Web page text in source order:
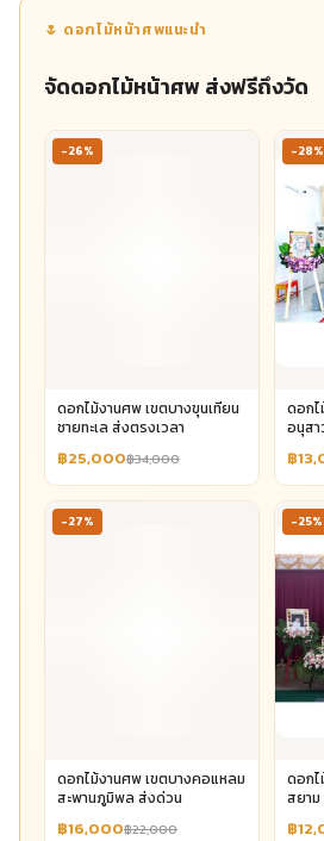
🌷 ดอกไม้หน้าศพแนะนำ
จัดดอกไม้หน้าศพ ส่งฟรีถึงวัด
-26%
ดอกไม้งานศพ เขตบางขุนเทียน
ชายทะเล ส่งตรงเวลา
฿25,000฿34,000
-28%
ดอกไ
อนุส
฿
-27%
ดอกไม้งานศพ เขตบางคอแหลม
สะพานภูมิพล ส่งด่วน
฿16,000฿22,000
-25%
ดอกไ
สยา
฿